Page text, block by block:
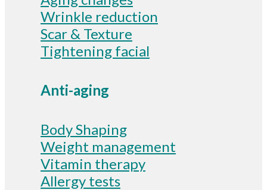
Wrinkle reduction
Scar & Texture
Tightening facial
Anti-aging
Body Shaping
Weight management
Vitamin therapy
Allergy tests